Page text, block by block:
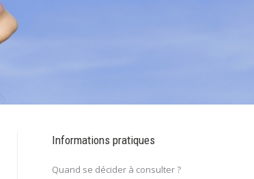
Informations pratiques
Quand se décider à consulter ?